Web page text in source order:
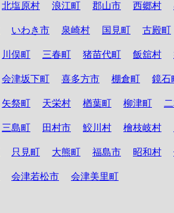
北塩原村 浪江町 郡山市 西郷村
いわき市 泉崎村 国見町 古殿町
川俣町 三春町 猪苗代町 飯舘村
会津坂下町 喜多方市 棚倉町 鏡石
矢祭町 天栄村 楢葉町 柳津町
三島町 田村市 鮫川村 檜枝岐村
只見町 大熊町 福島市 昭和村
会津若松市 会津美里町